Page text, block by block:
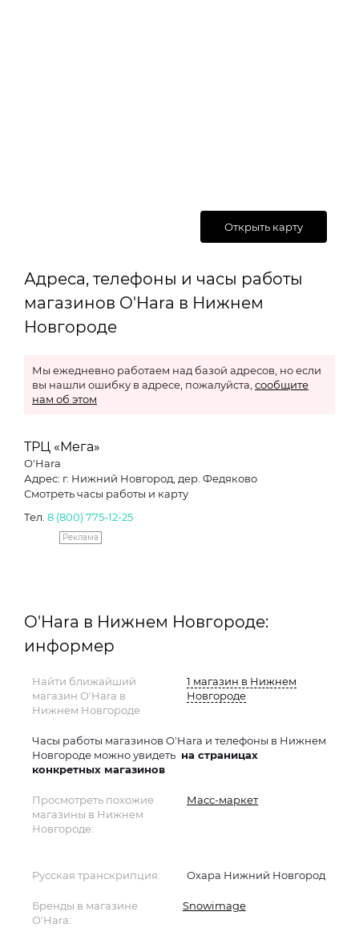
Открыть карту
Адреса, телефоны и часы работы
магазинов O'Hara в Нижнем
Новгороде
Мы ежедневно работаем над базой адресов, но если
вы нашли ошибку в адресе, пожалуйста, сообщите
нам об этом
ТРЦ «Мега»
O'Hara
Адрес: г. Нижний Новгород, дер. Федяково
Смотреть часы работы и карту
Тел. 8 (800) 775-12-25
Реклама
O'Hara в Нижнем Новгороде:
информер
Найти ближайший
магазин O'Hara в
Нижнем Новгороде
1 магазин в Нижнем
Новгороде
Часы работы магазинов O'Hara и телефоны в Нижнем
Новгороде можно увидеть на страницах
конкретных магазинов
Просмотреть похожие
магазины в Нижнем
Новгороде:
Масс-маркет
Русская транскрипция: Охара Нижний Новгород
Бренды в магазине
O'Hara:
Snowimage